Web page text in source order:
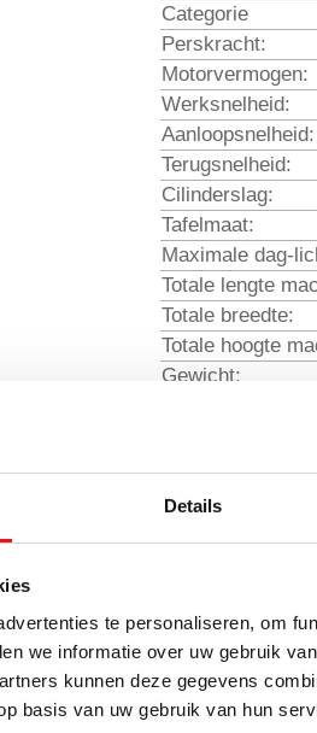
Details
te personaliseren, om
we informatie over uw gebruik
kunnen deze gegevens
basis van uw gebruik van hun
Categorie
Perskracht:
Motorvermogen:
Werksnelheid:
Aanloopsnelheid:
Terugsnelheid:
Cilinderslag:
Tafelmaat:
Maximale dag-
Totale lengte
Totale breedte:
Totale hoogte
Gewicht: